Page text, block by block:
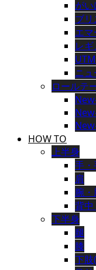
が
ブ
エ
レ
ニ
ロールテ
HOW TO
上半身
手
肩
腕
背
下半身
腿
膝
下